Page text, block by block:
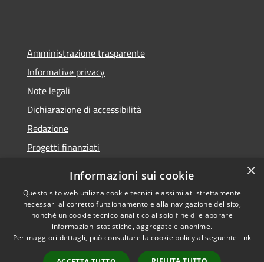
Amministrazione trasparente
Informative privacy
Note legali
Dichiarazione di accessibilità
Redazione
Progetti finanziati
RSS
Accessibilità
Privacy
Dichiarazione di
accessibilità• Copyright ©
2021 • Comune di Mirano
• Powered by
×
Informazioni sui cookie
Questo sito web utilizza cookie tecnici e assimilati strettamente
necessari al corretto funzionamento e alla navigazione del sito,
nonché un cookie tecnico analitico al solo fine di elaborare
informazioni statistiche, aggregate e anonime.
Per maggiori dettagli, può consultare la cookie policy al seguente link